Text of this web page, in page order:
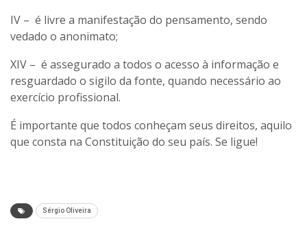
IV – é livre a manifestação do pensamento, sendo
vedado o anonimato;
XIV – é assegurado a todos o acesso à informação e
resguardado o sigilo da fonte, quando necessário ao
exercício profissional.
É importante que todos conheçam seus direitos, aquilo
que consta na Constituição do seu país. Se ligue!
Sérgio Oliveira